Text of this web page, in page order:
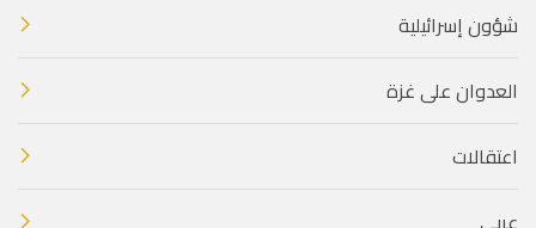
شؤون إسرائيلية
العدوان على غزة
اعتقالات